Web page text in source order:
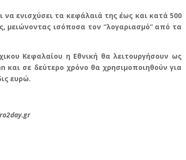
ενισχύσει τα κεφάλαιά της έως και κατά 500
ισόποσα τον “λογαριασμό” από τα
Κεφαλαίου η Εθνική θα λειτουργήσουν ως
και σε δεύτερο χρόνο θα χρησιμοποιηθούν για
ευρώ.